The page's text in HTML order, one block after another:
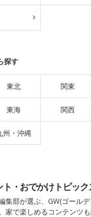
探す
東北 関東
東海 関西
州・沖縄
・おでかけトピック
集部が選ぶ、GW(ゴール
家で楽しめるコンテンツも